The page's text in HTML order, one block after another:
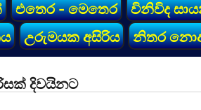
එතෙර - මෙතෙර විනිවිද
උරුමයක අසිරිය නිතර
දිවයිනට